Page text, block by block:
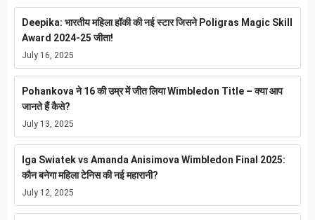
Deepika: भारतीय महिला हॉकी की नई स्टार जिसने Poligras Magic Skill
Award 2024-25 जीता!
July 16, 2025
Pohankova ने 16 की उम्र में जीत लिया Wimbledon Title – क्या आप
जानते हैं कैसे?
July 13, 2025
Iga Swiatek vs Amanda Anisimova Wimbledon Final 2025:
कौन बनेगा महिला टेनिस की नई महारानी?
July 12, 2025